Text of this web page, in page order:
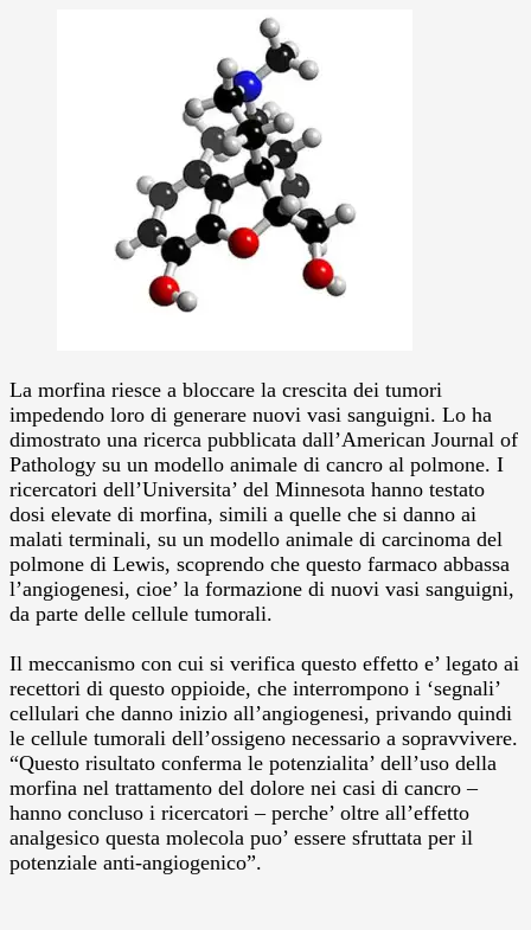
La morfina riesce a bloccare la crescita dei tumori
impedendo loro di generare nuovi vasi sanguigni. Lo ha
dimostrato una ricerca pubblicata dall’American Journal of
Pathology su un modello animale di cancro al polmone. I
ricercatori dell’Universita’ del Minnesota hanno testato
dosi elevate di morfina, simili a quelle che si danno ai
malati terminali, su un modello animale di carcinoma del
polmone di Lewis, scoprendo che questo farmaco abbassa
l’angiogenesi, cioe’ la formazione di nuovi vasi sanguigni,
da parte delle cellule tumorali.
Il meccanismo con cui si verifica questo effetto e’ legato ai
recettori di questo oppioide, che interrompono i ‘segnali’
cellulari che danno inizio all’angiogenesi, privando quindi
le cellule tumorali dell’ossigeno necessario a sopravvivere.
“Questo risultato conferma le potenzialita’ dell’uso della
morfina nel trattamento del dolore nei casi di cancro –
hanno concluso i ricercatori – perche’ oltre all’effetto
analgesico questa molecola puo’ essere sfruttata per il
potenziale anti-angiogenico”.